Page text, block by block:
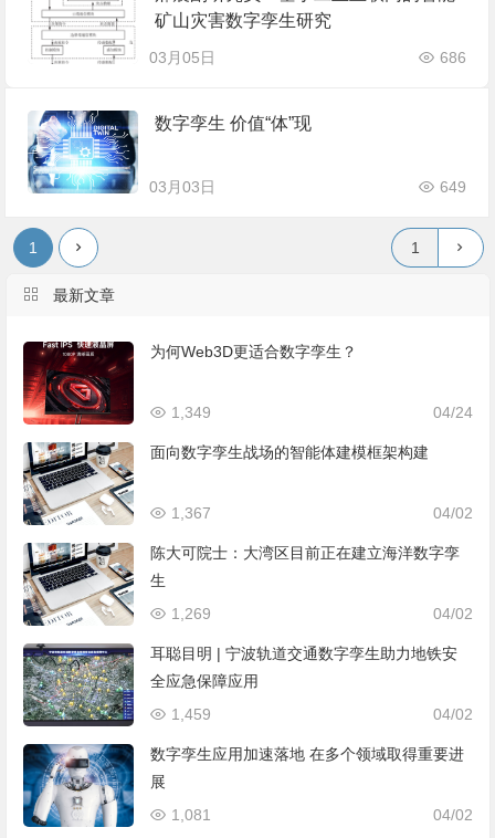
矿山灾害数字孪生研究
03月05日 686
数字孪生 价值“体”现
03月03日 649
1
最新文章
为何Web3D更适合数字孪生？
04/24
1,349
面向数字孪生战场的智能体建模框架构建
04/02
1,367
陈大可院士：大湾区目前正在建立海洋数字孪
生
04/02
1,269
耳聪目明 | 宁波轨道交通数字孪生助力地铁安
全应急保障应用
04/02
1,459
数字孪生应用加速落地 在多个领域取得重要进
展
04/02
1,081